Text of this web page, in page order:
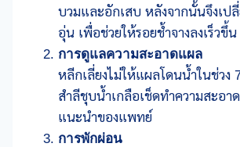
บวมและอักเสบ หลังจากนั้นจึงเป
อุ่น เพื่อช่วยให้รอยช้ำจางลงเร็วขึ้น
การดูแลความสะอาดแผล
หลีกเลี่ยงไม่ให้แผลโดนน้ำในช่วง
สำลีชุบน้ำเกลือเช็ดทำความสะอา
แนะนำของแพทย์
การพักผ่อน